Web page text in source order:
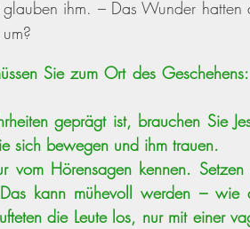
glauben ihm. – Das Wunder hatten
Sie zum Ort des
geprägt ist, brauchen Sie
sich bewegen und ihm trauen.
vom Hörensagen kennen.
Das kann mühevoll werden – wie
die Leute los, nur mit einer